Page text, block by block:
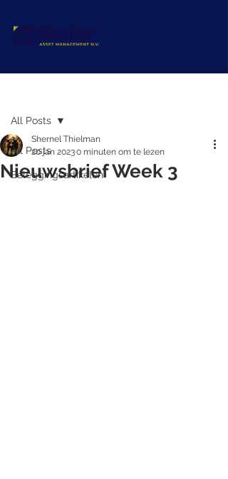
All Posts
Beleggingsartikelen
All Posts
Nieuwsbrief Week 3
Shernel Thielman
20 jan 20230 minuten om te lezen